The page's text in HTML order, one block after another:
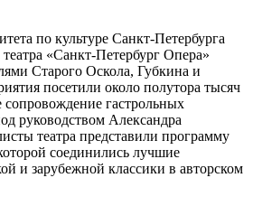
по культуре Санкт-Петербурга
театра «Санкт-Петербург Опера»
Старого Оскола, Губкина и
посетили около полутора тысяч
гастрольных
руководством Александра
театра представили программу
соединились лучшие
и зарубежной классики в авторском